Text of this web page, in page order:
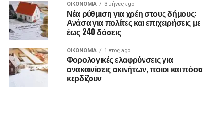
ΟΙΚΟΝΟΜΊΑ 3 μήνες ago
Νέα ρύθμιση για χρέη στους δήμους:
Ανάσα για πολίτες και επιχειρήσεις με
έως 240 δόσεις
ΟΙΚΟΝΟΜΊΑ 1 έτος ago
Φορολογικές ελαφρύνσεις για
ανακαινίσεις ακινήτων, ποιοι και πόσα
κερδίζουν